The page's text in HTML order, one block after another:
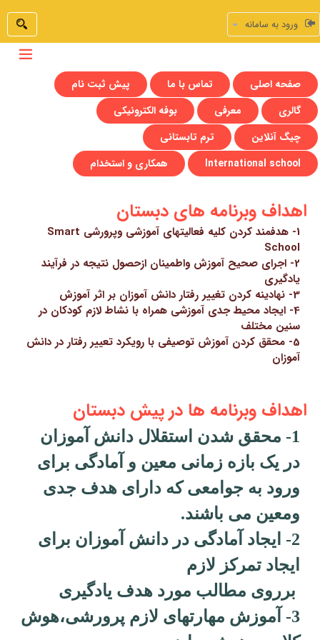
ورود به سامانه
صفحه اصلی تماس با ما
پیش ثبت نام
گالری
معرفی
بوفه الکترونیکی
چیگ آنلاین
ترم تابستانی
International school
همکاری و استخدام
اهداف وبرنامه های دبستان
1- هدفمند کردن کلیه فعالیتهای آموزشی وپرورشی Smart
School
2- اجرای صحیح آموزش واطمینان ازحصول نتیجه در فرآیند
یادگیری
3- نهادینه کردن تغییر رفتار دانش آموزان بر اثر آموزش
4- ایجاد محیط جدی آموزشی همراه با نشاط لازم کودکان در
سنین مختلف
5- محقق کردن آموزش توصیفی با رویکرد تعییر رفتار در دانش
آموزان
اهداف وبرنامه ها در پیش دبستان
1- محقق شدن استقلال دانش آموزان
در یک بازه زمانی معین و آمادگی برای
ورود به جوامعی که دارای هدف جدی
ومعین می باشند.
2- ایجاد آمادگی در دانش آموزان برای
ایجاد تمرکز لازم
برروی مطالب مورد هدف یادگیری
3- آموزش مهارتهای لازم پرورشی،هوش